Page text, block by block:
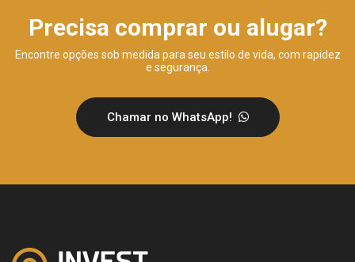
Precisa comprar ou alugar?
Encontre opções sob medida para seu estilo de vida, com rapidez
e segurança.
Chamar no WhatsApp!